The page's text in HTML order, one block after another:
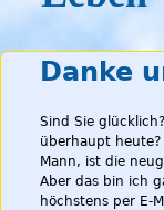
Danke
Sind Sie
überhaupt heute?
Mann, ist die
Aber das bin ich
höchstens per E-